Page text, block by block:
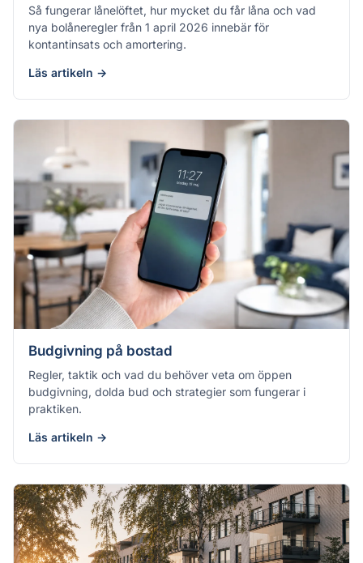
Så fungerar lånelöftet, hur mycket du får låna och vad
nya bolåneregler från 1 april 2026 innebär för
kontantinsats och amortering.
Läs artikeln →
Budgivning på bostad
Regler, taktik och vad du behöver veta om öppen
budgivning, dolda bud och strategier som fungerar i
praktiken.
Läs artikeln →